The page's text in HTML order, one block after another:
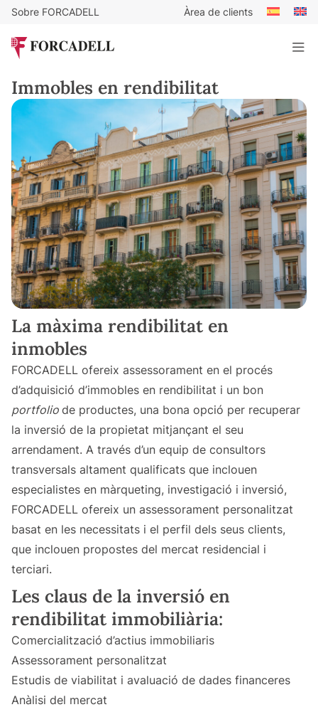
Sobre FORCADELL Àrea de clients
Immobles en rendibilitat
La màxima rendibilitat en
inmobles
FORCADELL ofereix assessorament en el procés
d’adquisició d’immobles en rendibilitat i un bon
portfolio de productes, una bona opció per recuperar
la inversió de la propietat mitjançant el seu
arrendament. A través d’un equip de consultors
transversals altament qualificats que inclouen
especialistes en màrqueting, investigació i inversió,
FORCADELL ofereix un assessorament personalitzat
basat en les necessitats i el perfil dels seus clients,
que inclouen propostes del mercat residencial i
terciari.
Les claus de la inversió en
rendibilitat immobiliària:
Comercialització d’actius immobiliaris
Assessorament personalitzat
Estudis de viabilitat i avaluació de dades financeres
Anàlisi del mercat